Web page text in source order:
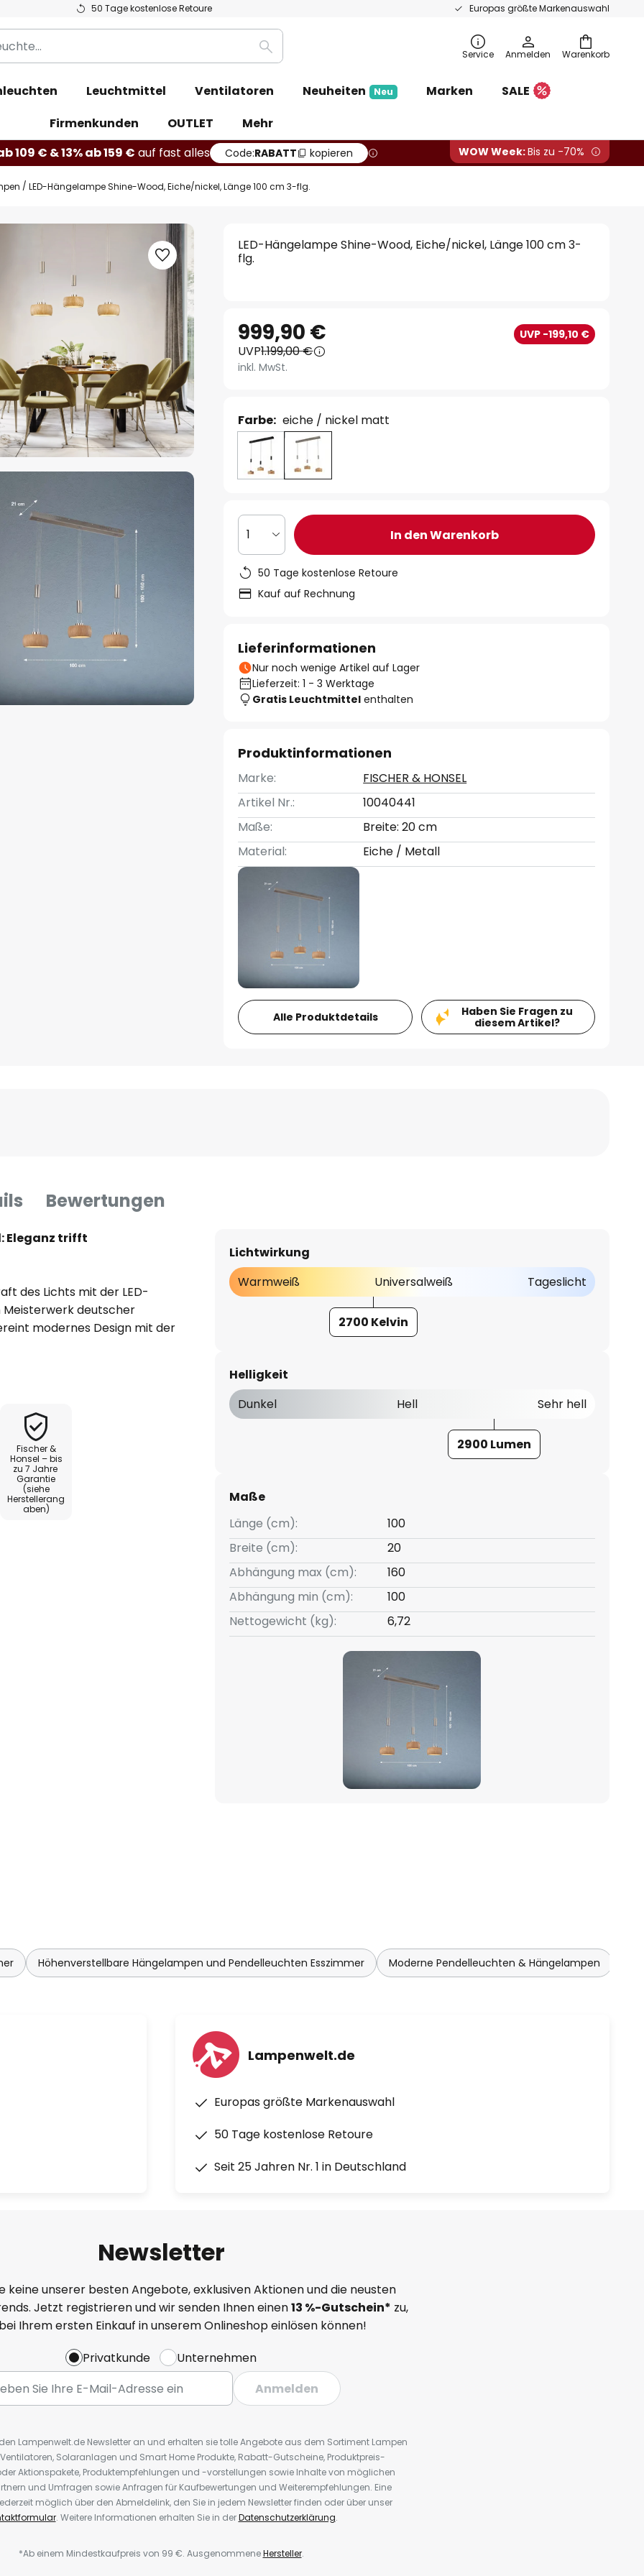
50 Tage kostenlose Retoure Europas größte Markenauswahl
Warenkorb
Suche Service Anmelden
Leuchtmittel Ventilatoren Neuheiten Neu Marken
SALE
Firmenkunden
OUTLET
Mehr
109 € & 13% ab 159 € auf fast alles Code:RABATT kopieren WOW Week:Bis zu -70%
LED-Hängelampe Shine-Wood, Eiche/nickel, Länge 100 cm 3-flg.
LED-Hängelampe Shine-Wood, Eiche/nickel, Länge 100 cm 3-
flg.
999,90 € UVP -199,10 €
UVP1.199,00 €
inkl. MwSt.
Farbe: eiche / nickel matt
1 In den Warenkorb
50 Tage kostenlose Retoure
Kauf auf Rechnung
Lieferinformationen
Nur noch wenige Artikel auf Lager
Lieferzeit: 1 - 3 Werktage
Gratis Leuchtmittel enthalten
Produktinformationen
Marke:
FISCHER & HONSEL
Artikel Nr.:
10040441
Maße:
Breite: 20 cm
Material:
Eiche / Metall
Alle Produktdetails
Haben Sie Fragen zu
diesem Artikel?
Bewertungen
Eleganz trifft
des Lichts mit der LED-
Meisterwerk deutscher
modernes Design mit der
Obwohl ein Dimmer
lässt sich die Shine-Wood
anpassen, um die
Mit der LED-Hängelampe
Gestaltungselement
Fischer &
Honsel – bis
zu 7 Jahre
Garantie
(siehe
Herstellerang
aben)
Lichtwirkung
Warmweiß
Universalweiß Tageslicht
2700 Kelvin
Helligkeit
Dunkel
Hell Sehr hell
2900 Lumen
Maße
Länge (cm):
100
Breite (cm):
20
Abhängung max (cm):
160
Abhängung min (cm):
100
Nettogewicht (kg):
6,72
Höhenverstellbare Hängelampen und Pendelleuchten Esszimmer Moderne Pendelleuchten & Hängelampen
Lampenwelt.de
Europas größte Markenauswahl
50 Tage kostenlose Retoure
Seit 25 Jahren Nr. 1 in Deutschland
Newsletter
keine unserer besten Angebote, exklusiven Aktionen und die neusten
Jetzt registrieren und wir senden Ihnen einen13 %-Gutschein* zu,
Ihrem ersten Einkauf in unserem Onlineshop einlösen können!
Privatkunde
Unternehmen
Anmelden
Lampenwelt.de Newsletter an und erhalten sie tolle Angebote aus dem Sortiment Lampen
Solaranlagen und Smart Home Produkte, Rabatt-Gutscheine, Produktpreis-
Aktionspakete, Produktempfehlungen und -vorstellungen sowie Inhalte von möglichen
und Umfragen sowie Anfragen für Kaufbewertungen und Weiterempfehlungen. Eine
möglich über den Abmeldelink, den Sie in jedem Newsletter finden oder über unser
. Weitere Informationen erhalten Sie in derDatenschutzerklärung.
*Ab einem Mindestkaufpreis von 99 €. AusgenommeneHersteller.